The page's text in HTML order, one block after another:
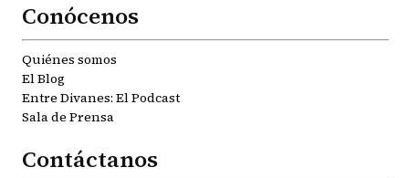
Conócenos
Quiénes somos
El Blog
Entre Divanes: El Podcast
Sala de Prensa
Contáctanos